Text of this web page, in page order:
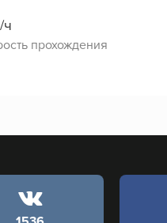
ч
прохождения